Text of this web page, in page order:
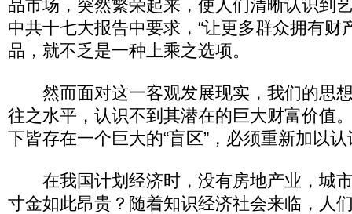
品市场，突然繁荣起来，使人们清晰认识到
中共十七大报告中要求，“让更多群众拥有财
品，就不乏是一种上乘之选项。
然而面对这一客观发展现实，我们的思
往之水平，认识不到其潜在的巨大财富价值
下皆存在一个巨大的“盲区”，必须重新加以
在我国计划经济时，没有房地产业，城
寸金如此昂贵？随着知识经济社会来临，人